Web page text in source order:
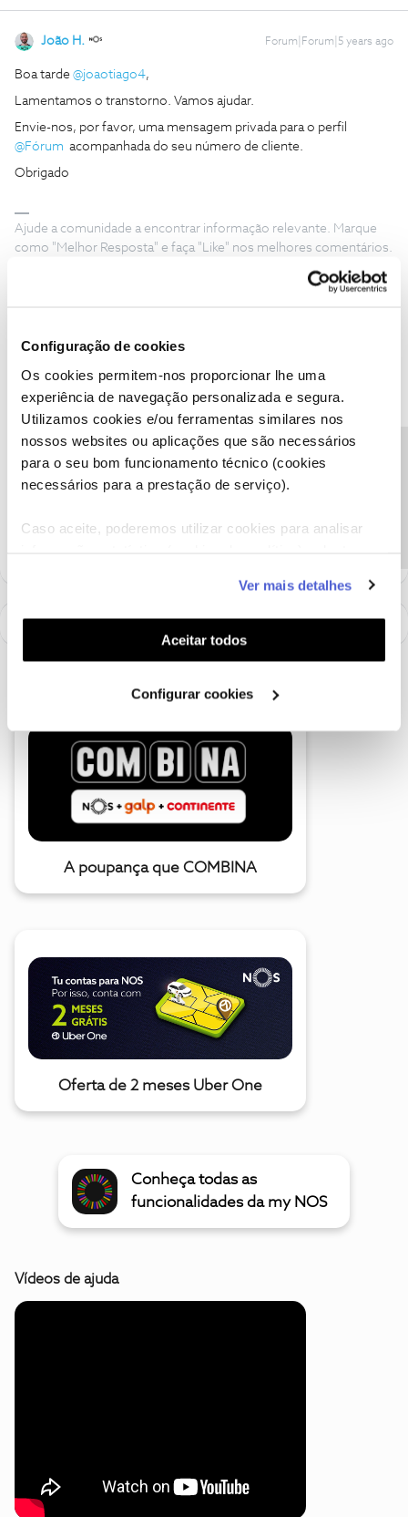
Configuração de cookies
Os cookies permitem-nos proporcionar lhe uma
experiência de navegação personalizada e segura.
Utilizamos cookies e/ou ferramentas similares nos
nossos websites ou aplicações que são necessários
para o seu bom funcionamento técnico (cookies
necessários para a prestação de serviço).
Caso aceite, poderemos utilizar cookies para analisar
funcionalidades (cookies de personalização e
funcionalidade) e adaptar anúncios aos seus interesses
(cookies de publicidade personalizada). Pode gerir a
utilização dos cookies clicando em "Configurar
Ver mais detalhes
Aceitar todos
Configurar cookies
João H. Forum|Forum|5 years ago
Boa tarde @joaotiago4,
Lamentamos o transtorno. Vamos ajudar.
Envie-nos, por favor, uma mensagem privada para o perfil
@Fórum acompanhada do seu número de cliente.
Obrigado
Ajude a comunidade a encontrar informação relevante. Marque
como "Melhor Resposta" e faça "Like" nos melhores comentários.
Siga os perfis da moderação, através da opção "Seguir", para estar
Guimas Forum|Forum|5 years ago
Convém ligar 16990 e fazer despistes para perceber o se o
problema é do serviço ou do seu equipamento.
J 1 pessoa gostou
A poupança que COMBINA
Oferta de 2 meses Uber One
Conheça todas as
funcionalidades da my NOS
Vídeos de ajuda